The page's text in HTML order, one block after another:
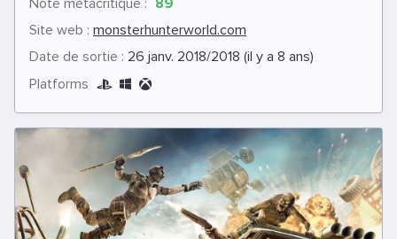
Site web : monsterhunterworld.com
Date de sortie : 26 janv. 2018/2018 (il y a 8 ans)
Platforms